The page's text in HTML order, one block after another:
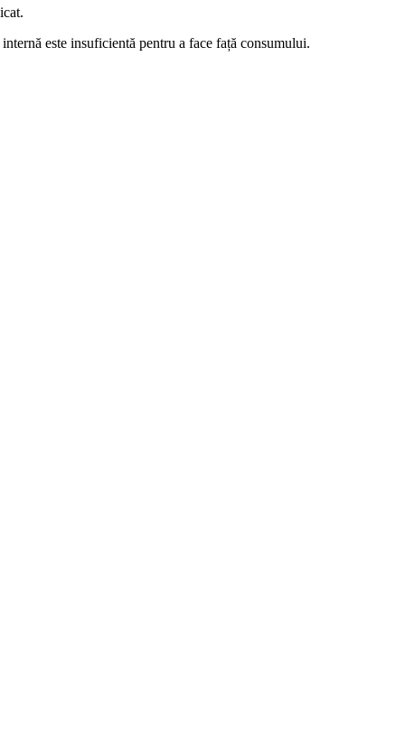
este insuficientă pentru a face față consumului.